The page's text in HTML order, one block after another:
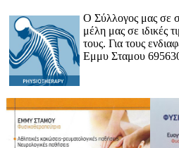
Ο Σύλλογος μας σε
μέλη μας σε ιδικές
τους. Για τους
Εμμυ Σταμου